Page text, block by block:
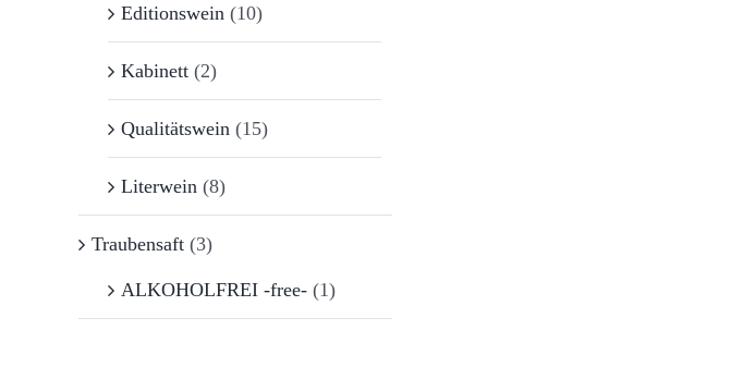
Editionswein (10)
Kabinett (2)
Qualitätswein (15)
Literwein (8)
Traubensaft (3)
ALKOHOLFREI -free- (1)